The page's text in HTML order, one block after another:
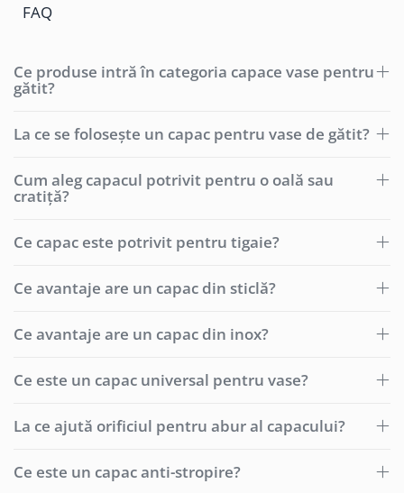
FAQ
Ce produse intră în categoria capace vase pentru
gătit?
La ce se folosește un capac pentru vase de gătit?
Cum aleg capacul potrivit pentru o oală sau
cratiță?
Ce capac este potrivit pentru tigaie?
Ce avantaje are un capac din sticlă?
Ce avantaje are un capac din inox?
Ce este un capac universal pentru vase?
La ce ajută orificiul pentru abur al capacului?
Ce este un capac anti-stropire?